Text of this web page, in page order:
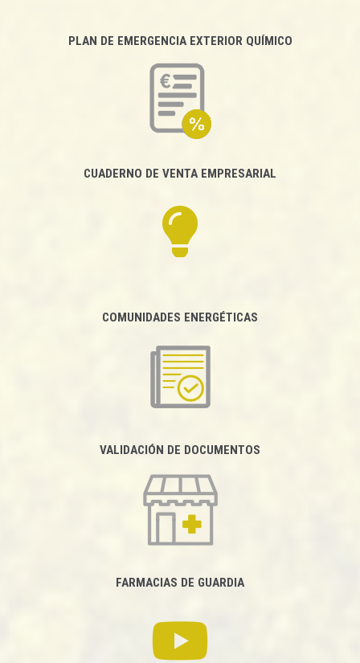
PLAN DE EMERGENCIA EXTERIOR QUÍMICO
CUADERNO DE VENTA EMPRESARIAL
COMUNIDADES ENERGÉTICAS
VALIDACIÓN DE DOCUMENTOS
FARMACIAS DE GUARDIA